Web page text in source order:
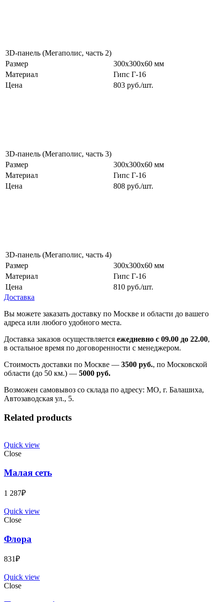
3D-панель (Мегаполис, часть 2)
Размер
300х300х60 мм
Материал
Гипс Г-16
Цена
803 руб./шт.
3D-панель (Мегаполис, часть 3)
Размер
300х300х60 мм
Материал
Гипс Г-16
Цена
808 руб./шт.
3D-панель (Мегаполис, часть 4)
Размер
300х300х60 мм
Материал
Гипс Г-16
Цена
810 руб./шт.
Доставка
Вы можете заказать доставку по Москве и области до вашего
адреса или любого удобного места.
Доставка заказов осуществляется ежедневно с 09.00 до 22.00,
в остальное время по договоренности с менеджером.
Стоимость доставки по Москве — 3500 руб., по Московской
области (до 50 км.) — 5000 руб.
Возможен самовывоз со склада по адресу: МО, г. Балашиха,
Автозаводская ул., 5.
Related products
Quick view
Close
Малая сеть
1 287₽
Quick view
Close
Флора
831₽
Quick view
Close